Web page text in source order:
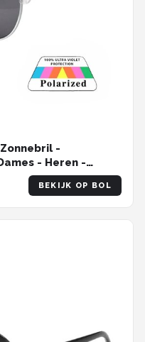
-
- Heren -
BEKIJK OP BOL